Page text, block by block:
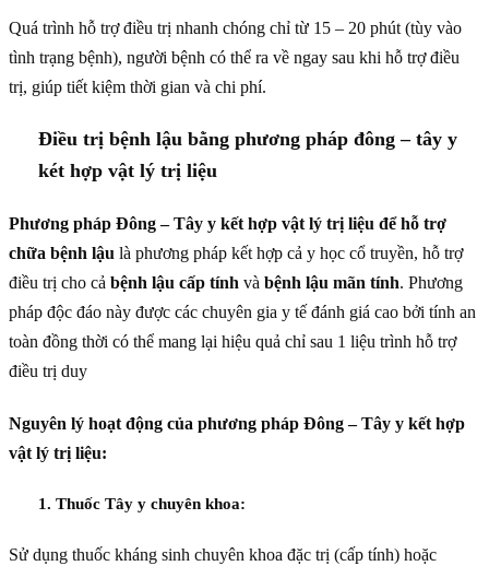
Quá trình hỗ trợ điều trị nhanh chóng chỉ từ 15 – 20 phút (tùy vào
tình trạng bệnh), người bệnh có thể ra về ngay sau khi hỗ trợ điều
trị, giúp tiết kiệm thời gian và chi phí.
Điều trị bệnh lậu bằng phương pháp đông – tây y
két hợp vật lý trị liệu
Phương pháp Đông – Tây y kết hợp vật lý trị liệu để hỗ trợ
chữa bệnh lậu là phương pháp kết hợp cả y học cổ truyền, hỗ trợ
điều trị cho cả bệnh lậu cấp tính và bệnh lậu mãn tính. Phương
pháp độc đáo này được các chuyên gia y tế đánh giá cao bởi tính an
toàn đồng thời có thể mang lại hiệu quả chỉ sau 1 liệu trình hỗ trợ
điều trị duy
Nguyên lý hoạt động của phương pháp Đông – Tây y kết hợp
vật lý trị liệu:
1. Thuốc Tây y chuyên khoa:
Sử dụng thuốc kháng sinh chuyên khoa đặc trị (cấp tính) hoặc